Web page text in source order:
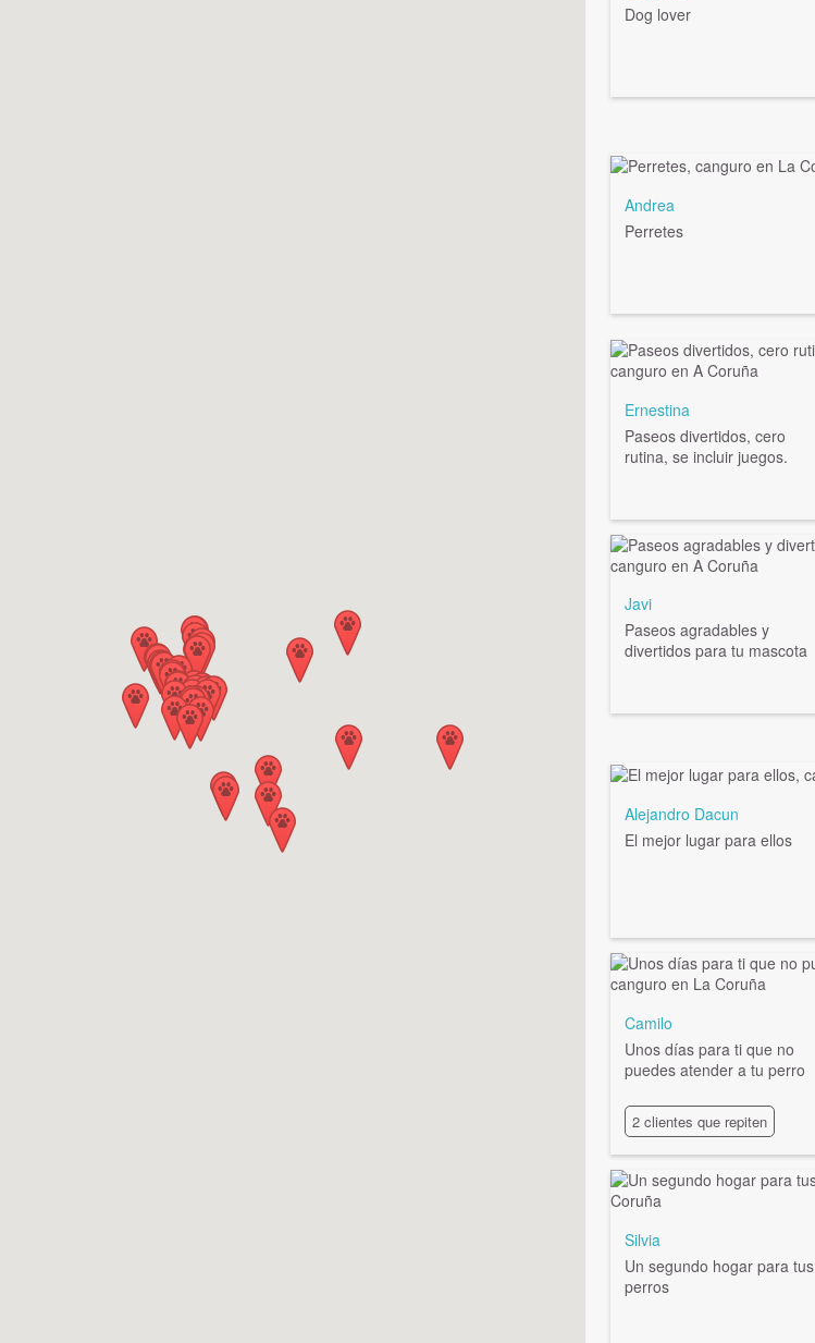
Dog lover
Andrea
Perretes
Ernestina
Paseos divertidos, cero
rutina, se incluir juegos.
Javi
Paseos agradables y
divertidos para tu mascota
Alejandro Dacun
El mejor lugar para ellos
Camilo
Unos días para ti que no
puedes atender a tu perro
2 clientes que repiten
Silvia
Un segundo hogar para tus
perros